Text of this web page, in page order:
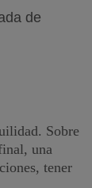
de
Sobre
una
tener